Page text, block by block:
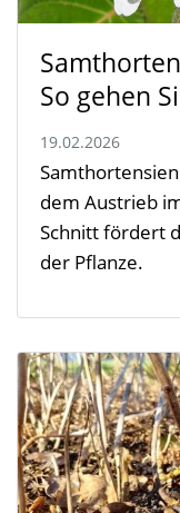
So gehen
19.02.2026
dem Austrieb
Schnitt fördert
der Pflanze.